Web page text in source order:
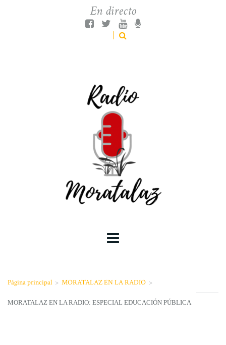
En directo
Página principal > MORATALAZ EN LA RADIO >
MORATALAZ EN LA RADIO: ESPECIAL EDUCACIÓN PÚBLICA